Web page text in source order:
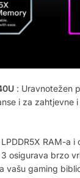
: Uravnotežen
i za zahtjevne
RAM-a i
3 osigurava brzo
vašu gaming